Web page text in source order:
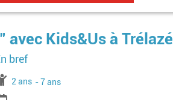
Kids&Us à Trélazé
À partir de
2 ans Jusqu'à l'age de
7 ans